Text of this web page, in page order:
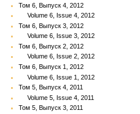
Том 6, Выпуск 4, 2012
Volume 6, Issue 4, 2012
Том 6, Выпуск 3, 2012
Volume 6, Issue 3, 2012
Том 6, Выпуск 2, 2012
Volume 6, Issue 2, 2012
Том 6, Выпуск 1, 2012
Volume 6, Issue 1, 2012
Том 5, Выпуск 4, 2011
Volume 5, Issue 4, 2011
Том 5, Выпуск 3, 2011